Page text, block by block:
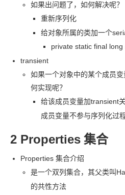
如果出问题了，如何解决呢？
重新序列化
给对象所属的类加一个
private static final
transient
如果一个对象中的某个成员
何实现呢？
给该成员变量加transient
成员变量不参与序列化过
2 Properties 集合
Properties 集合介绍
是一个双列集合，其父类叫
的共性方法